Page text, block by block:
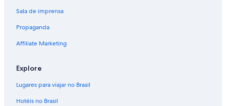
Sala de imprensa
Propaganda
Affiliate Marketing
Explore
Lugares para viajar no Brasil
Hotéis no Brasil